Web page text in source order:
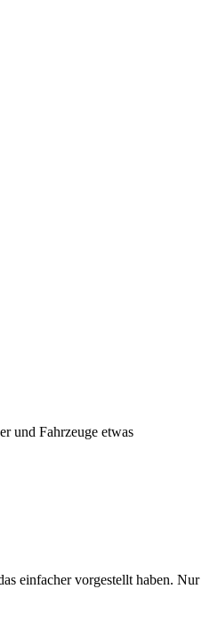
und Fahrzeuge etwas
einfacher vorgestellt haben. Nur